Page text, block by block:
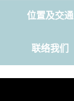
位置及交通
联络我们